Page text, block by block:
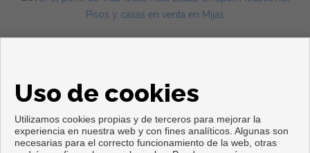
Pisos y casas en venta en Mijas
Uso de cookies
Utilizamos cookies propias y de terceros para mejorar la
experiencia en nuestra web y con fines analíticos. Algunas son
necesarias para el correcto funcionamiento de la web, otras